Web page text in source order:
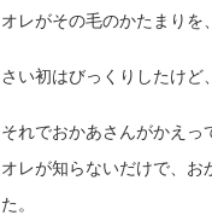
オレがその毛のかたまりを
さい初はびっくりしたけど
それでおかあさんがかえっ
オレが知らないだけで、お
た。